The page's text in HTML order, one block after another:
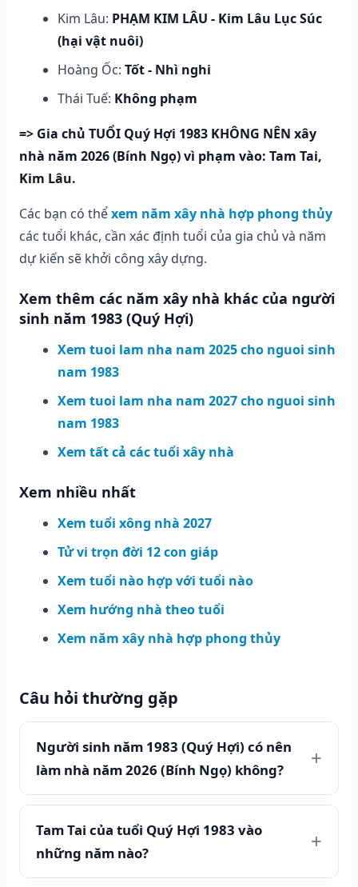
Kim Lâu: PHẠM KIM LÂU - Kim Lâu Lục Súc
(hại vật nuôi)
Hoàng Ốc: Tốt - Nhì nghi
Thái Tuế: Không phạm
=> Gia chủ TUỔI Quý Hợi 1983 KHÔNG NÊN xây
nhà năm 2026 (Bính Ngọ) vì phạm vào: Tam Tai,
Kim Lâu.
Các bạn có thểxem năm xây nhà hợp phong thủy
các tuổi khác, cần xác định tuổi của gia chủ và năm
dự kiến sẽ khởi công xây dựng.
Xem thêm các năm xây nhà khác của người
sinh năm 1983 (Quý Hợi)
Xem tuoi lam nha nam 2025 cho nguoi sinh
nam 1983
Xem tuoi lam nha nam 2027 cho nguoi sinh
nam 1983
Xem tất cả các tuổi xây nhà
Xem nhiều nhất
Xem tuổi xông nhà 2027
Tử vi trọn đời 12 con giáp
Xem tuổi nào hợp với tuổi nào
Xem hướng nhà theo tuổi
Xem năm xây nhà hợp phong thủy
Câu hỏi thường gặp
Người sinh năm 1983 (Quý Hợi) có nên
làm nhà năm 2026 (Bính Ngọ) không?
Tam Tai của tuổi Quý Hợi 1983 vào
những năm nào?